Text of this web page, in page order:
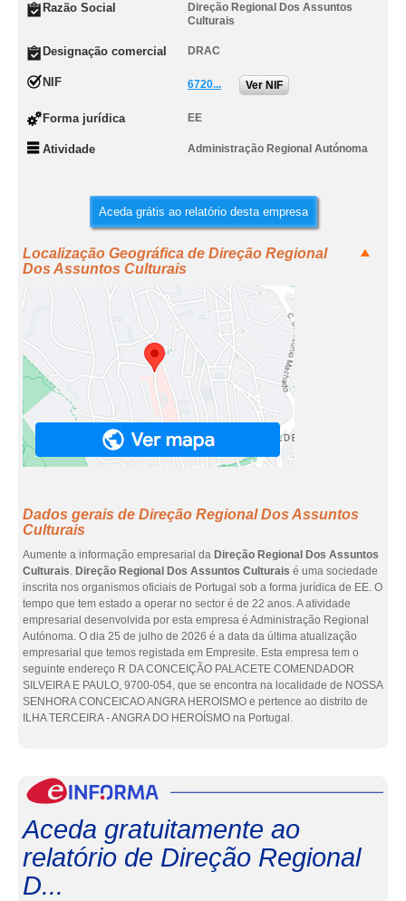
Razão Social
Direção Regional Dos Assuntos
Culturais
Designação comercial DRAC
NIF 6720... Ver NIF
Forma jurídica EE
Atividade Administração Regional Autónoma
Aceda grátis ao relatório desta empresa
Localização Geográfica de Direção Regional
Dos Assuntos Culturais
Dados gerais de Direção Regional Dos Assuntos
Culturais
Aumente a informação empresarial da Direção Regional Dos Assuntos
Culturais. Direção Regional Dos Assuntos Culturais é uma sociedade
inscrita nos organismos oficiais de Portugal sob a forma jurídica de EE. O
tempo que tem estado a operar no sector é de 22 anos. A atividade
empresarial desenvolvida por esta empresa é Administração Regional
Autónoma. O dia 25 de julho de 2026 é a data da última atualização
empresarial que temos registada em Empresite. Esta empresa tem o
seguinte endereço R DA CONCEIÇÃO PALACETE COMENDADOR
SILVEIRA E PAULO, 9700-054, que se encontra na localidade de NOSSA
SENHORA CONCEICAO ANGRA HEROISMO e pertence ao distrito de
ILHA TERCEIRA - ANGRA DO HEROÍSMO na Portugal.
Aceda gratuitamente ao
relatório de Direção Regional
D...